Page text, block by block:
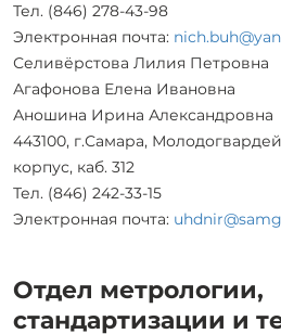
Тел. (846) 278-43-98
Электронная почта:
Селивёрстова Лилия Петровна
Агафонова Елена Ивановна
Аношина Ирина Александровна
443100, г.Самара,
корпус, каб. 312
Тел. (846) 242-33-15
Электронная почта:
Отдел метрологии,
стандартизации и